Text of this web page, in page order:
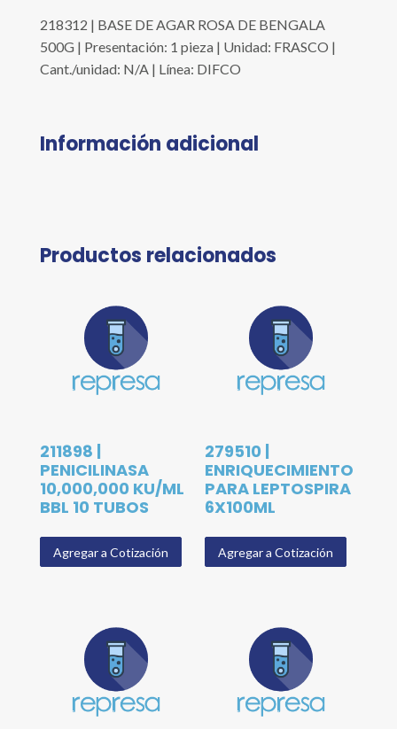
218312 | BASE DE AGAR ROSA DE BENGALA
500G | Presentación: 1 pieza | Unidad: FRASCO |
Cant./unidad: N/A | Línea: DIFCO
Información adicional
Productos relacionados
211898 |
PENICILINASA
10,000,000 KU/ML
BBL 10 TUBOS
Agregar a Cotización
279510 |
ENRIQUECIMIENTO
PARA LEPTOSPIRA
6X100ML
Agregar a Cotización